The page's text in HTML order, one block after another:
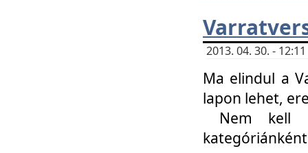
2013. 04. 30. -
Ma elindul a
lapon lehet,
Nem kell